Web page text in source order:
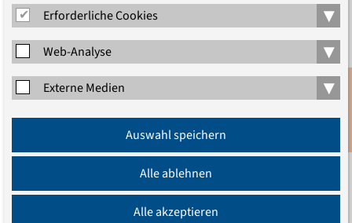
die Studienleiterin nach der Veranstaltung. „Dafür haben
wir viele verschiedene inhaltliche und methodische
Impulse aus der historisch-politischen Bildung, der
Antidiskriminierungsarbeit, der Körperarbeit und vieles
mehr gesetzt. Das Interesse und die eigenen
weiterführenden Ideen für die Arbeit im Projekt haben
unsere Erwartungen weit übertroffen.“
„Wir sind hier“ ist ein Anfang mit Singen, Rollenspielen
und vielen Diskussionen. Was sind Kategorien von
Anmeldung
Erforderliche Cookies
▾
Web-Analyse ▾
Externe Medien ▾
Auswahl speichern
Alle ablehnen
Alle akzeptieren